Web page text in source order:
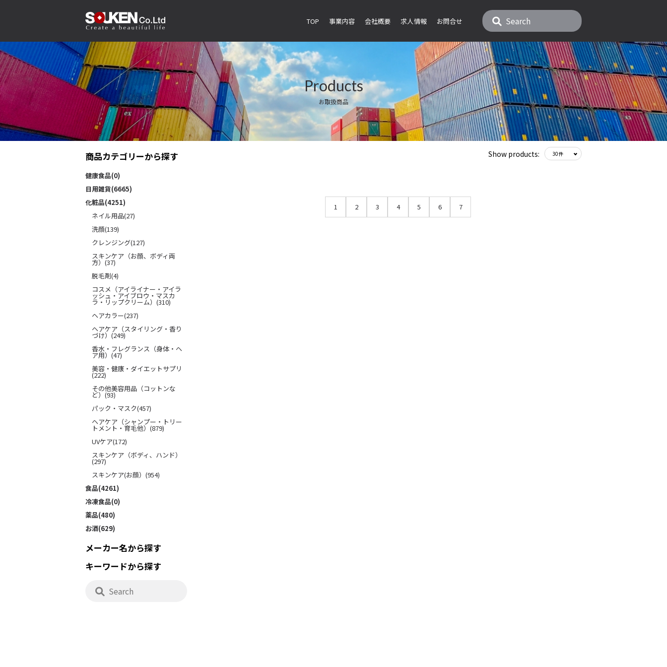
TOP 事業内容 会社概要 求人情報 お問合せ
Products
お取扱商品
商品カテゴリーから探す
健康食品(0)
日用雑貨(6665)
化粧品(4251)
ネイル用品(27)
洗顔(139)
クレンジング(127)
スキンケア（お顔、ボディ両
方）(37)
脱毛剤(4)
コスメ（アイライナー・アイラ
ッシュ・アイブロウ・マスカ
ラ・リップクリーム）(310)
ヘアカラー(237)
ヘアケア（スタイリング・香り
づけ）(249)
香水・フレグランス（身体・ヘ
ア用）(47)
美容・健康・ダイエットサプリ
(222)
その他美容用品（コットンな
ど）(93)
パック・マスク(457)
ヘアケア（シャンプー・トリー
トメント・育毛他）(879)
UVケア(172)
スキンケア（ボディ、ハンド）
(297)
スキンケア(お顔）(954)
食品(4261)
冷凍食品(0)
薬品(480)
お酒(629)
メーカー名から探す
キーワードから探す
Show products:
1 2 3 4 5 6 7